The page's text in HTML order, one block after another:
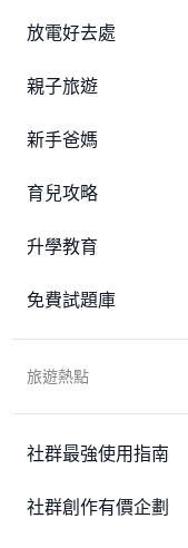
放電好去處
親子旅遊
新手爸媽
育兒攻略
升學教育
免費試題庫
旅遊熱點
社群最強使用指南
社群創作有價企劃